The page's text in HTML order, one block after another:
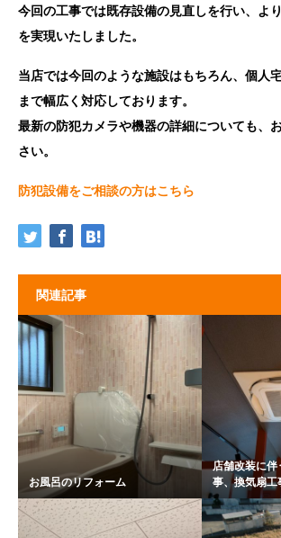
今回の工事では既存設備の見直しを行い、よ
を実現いたしました。
当店では今回のような施設はもちろん、個人
まで幅広く対応しております。
最新の防犯カメラや機器の詳細についても、
さい。
防犯設備をご相談の方はこちら
関連記事
お風呂のリフォーム
店舗改装に
事、換気扇工